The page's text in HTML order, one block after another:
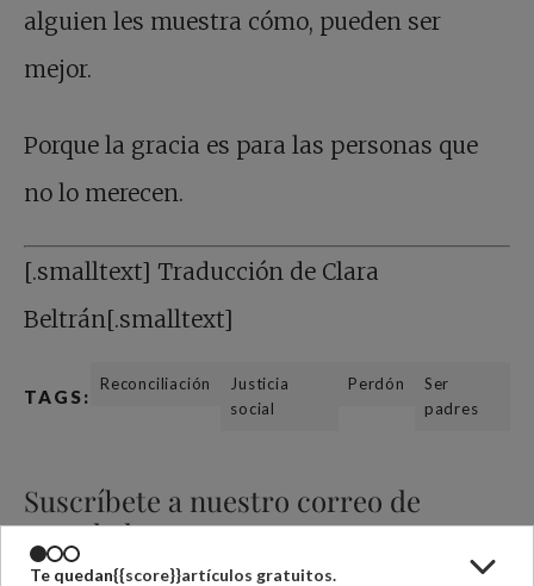
Te quedan{{score}}artículos gratuitos.
alguien les muestra cómo, pueden ser
mejor.
Porque la gracia es para las personas que
no lo merecen.
[.smalltext] Traducción de Clara
Beltrán[.smalltext]
TAGS:
Reconciliación
Justicia
social
Perdón
Ser
padres
Suscríbete a nuestro correo de
novedades
Manténte al tanto de los artículos que publicamos cada quincena.